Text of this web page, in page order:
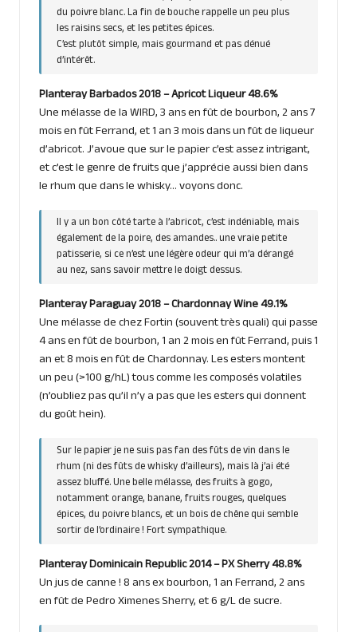
du poivre blanc. La fin de bouche rappelle un peu plus
les raisins secs, et les petites épices.
C’est plutôt simple, mais gourmand et pas dénué
d’intérêt.
Planteray Barbados 2018 – Apricot Liqueur 48.6%
Une mélasse de la WIRD, 3 ans en fût de bourbon, 2 ans 7
mois en fût Ferrand, et 1 an 3 mois dans un fût de liqueur
d’abricot. J’avoue que sur le papier c’est assez intrigant,
et c’est le genre de fruits que j’apprécie aussi bien dans
le rhum que dans le whisky… voyons donc.
Il y a un bon côté tarte à l’abricot, c’est indéniable, mais
également de la poire, des amandes.. une vraie petite
patisserie, si ce n’est une légère odeur qui m’a dérangé
au nez, sans savoir mettre le doigt dessus.
Planteray Paraguay 2018 – Chardonnay Wine 49.1%
Une mélasse de chez Fortin (souvent très quali) qui passe
4 ans en fût de bourbon, 1 an 2 mois en fût Ferrand, puis 1
an et 8 mois en fût de Chardonnay. Les esters montent
un peu (>100 g/hL) tous comme les composés volatiles
(n’oubliez pas qu’il n’y a pas que les esters qui donnent
du goût hein).
Sur le papier je ne suis pas fan des fûts de vin dans le
rhum (ni des fûts de whisky d’ailleurs), mais là j’ai été
assez bluffé. Une belle mélasse, des fruits à gogo,
notamment orange, banane, fruits rouges, quelques
épices, du poivre blancs, et un bois de chêne qui semble
sortir de l’ordinaire ! Fort sympathique.
Planteray Dominicain Republic 2014 – PX Sherry 48.8%
Un jus de canne ! 8 ans ex bourbon, 1 an Ferrand, 2 ans
en fût de Pedro Ximenes Sherry, et 6 g/L de sucre.